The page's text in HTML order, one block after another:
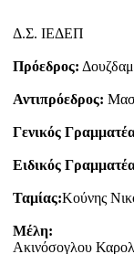
Δ.Σ. ΙΕΔΕΠ
Πρόεδρος:
Αντιπρόεδρος:
Γενικός
Ειδικός
Ταμίας:Κούνης
Μέλη:
Ακινόσογλου